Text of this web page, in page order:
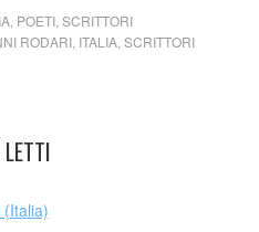
, POETI, SCRITTORI
RODARI, ITALIA, SCRITTORI